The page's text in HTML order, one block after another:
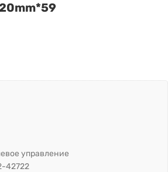
управление
42722